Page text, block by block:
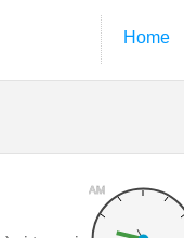
Home
AM